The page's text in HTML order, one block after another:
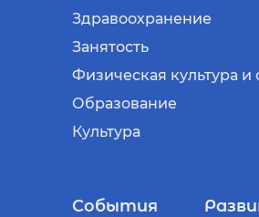
Здравоохранение
Занятость
Физическая культура и
Образование
Культура
События